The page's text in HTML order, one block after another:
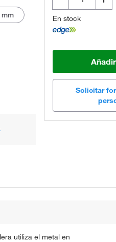
En stock
Solicitar
utiliza el metal en